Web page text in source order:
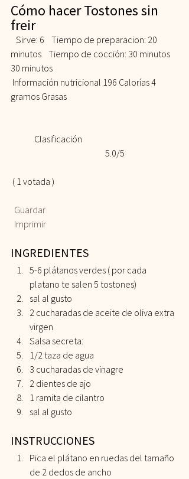
Cómo hacer Tostones sin
freir
minutos    Tiempo de cocción: 30 minutos
30 minutos
gramos Grasas
				5.0/5
( 1 votada )
Guardar
Imprimir
INGREDIENTES
5-6 plátanos verdes ( por cada
platano te salen 5 tostones)
sal al gusto
2 cucharadas de aceite de oliva extra
virgen
Salsa secreta:
1/2 taza de agua
3 cucharadas de vinagre
2 dientes de ajo
1 ramita de cilantro
sal al gusto
INSTRUCCIONES
Pica el plátano en ruedas del tamaño
de 2 dedos de ancho